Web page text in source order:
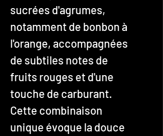
sucrées d'agrumes,
notamment de bonbon à
l'orange, accompagnées
de subtiles notes de
fruits rouges et d'une
touche de carburant.
Cette combinaison
unique évoque la douce